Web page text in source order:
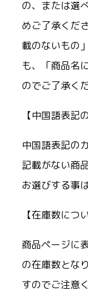
の、または選
めご了承くだ
載のないもの
も、「商品名
のでご了承く
【中国語表記
中国語表記の
記載がない商
お選びする事
【在庫数につ
商品ページに
の在庫数とな
すのでご注意